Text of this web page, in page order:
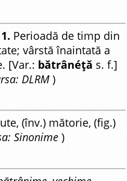
1. Perioadă de timp din
vârstă înaintată a
[Var.: bătrânéță s. f.]
DLRM )
(înv.) mătorie, (fig.)
Sinonime )